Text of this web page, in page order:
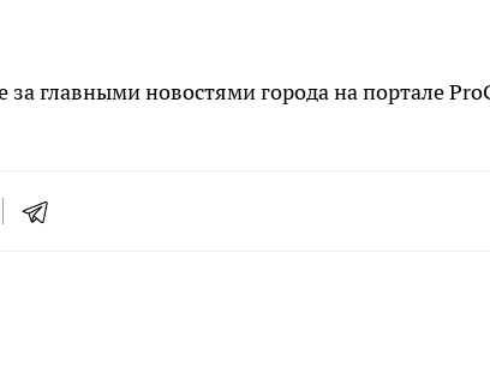
за главными новостями города на портале